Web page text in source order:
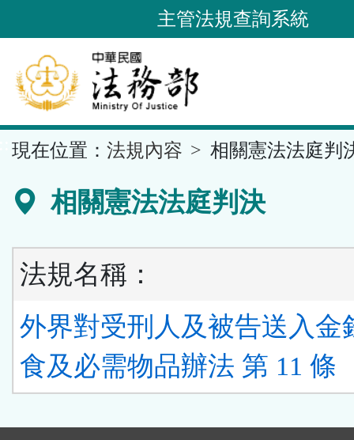
到
要
內
容
區
主管法規查詢系統
現在位置： 法規內容 相關憲法法庭判
相關憲法法庭判決
法規名稱：
外界對受刑人及被告送入金
食及必需物品辦法 第 11 條